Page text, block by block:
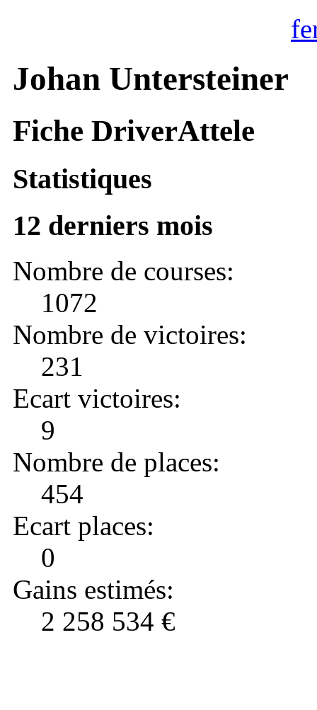
Johan Untersteiner
Fiche DriverAttele
Statistiques
12 derniers mois
Nombre de courses:
1072
Nombre de victoires:
231
Ecart victoires:
9
Nombre de places:
454
Ecart places:
0
Gains estimés:
2 258 534 €